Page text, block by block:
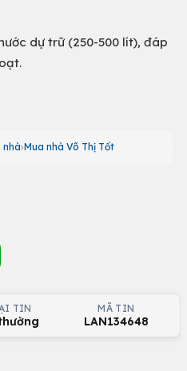
dự trữ (250-500 lít), đáp
nhà Mua nhà Võ Thị Tốt
TIN MÃ TIN
LAN134648